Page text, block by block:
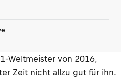
Weltmeister von 2016,
Zeit nicht allzu gut für ihn.